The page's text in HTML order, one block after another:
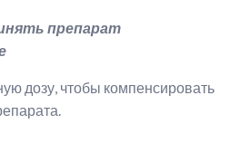
препарат
дозу, чтобы компенсировать